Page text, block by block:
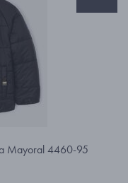
Mayoral 4460-95